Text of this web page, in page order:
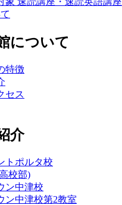
について
特徴
セス
介
トポルタ校
校部)
ン中津校
ン中津校第2教室